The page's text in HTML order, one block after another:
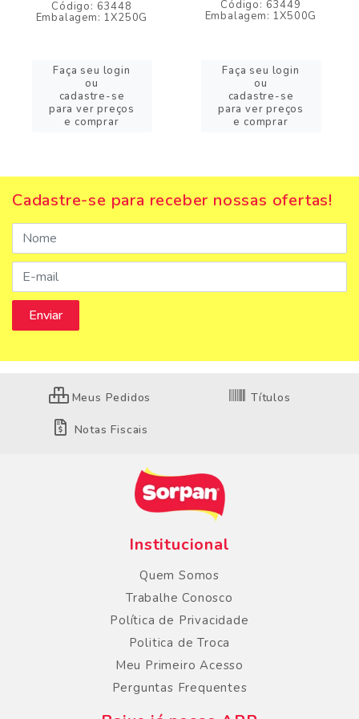
Código: 63448
Embalagem: 1X250G
Faça seu login
ou
cadastre-se
para ver preços
e comprar
Código: 63449
Embalagem: 1X500G
Faça seu login
ou
cadastre-se
para ver preços
e comprar
Cadastre-se para receber nossas ofertas!
Meus Pedidos Títulos
Notas Fiscais
Institucional
Quem Somos
Trabalhe Conosco
Política de Privacidade
Politica de Troca
Meu Primeiro Acesso
Perguntas Frequentes